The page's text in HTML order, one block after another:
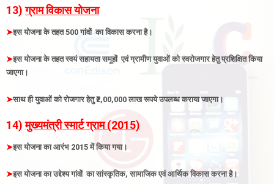
13)ग्राम विकास योजना
➤इस योजना के तहत 500 गांवों का विकास करना है।
➤इस योजना के तहत स्वयं सहायता समूहों एवं ग्रामीण युवाओं को स्वरोजगार हेतु प्रशिक्षित किया
जाएगा।
➤साथ ही युवाओं को रोजगार हेतु ₹2,00,000 लाख रूपये उपलब्ध कराया जाएगा।
14)मुख्यमंत्री स्मार्ट ग्राम (2015)
➤इस योजना का आरंभ 2015 में किया गया।
➤इस योजना का उद्देश्य गांवों का सांस्कृतिक, सामाजिक एवं आर्थिक विकास करना है।